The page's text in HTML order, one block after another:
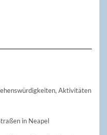
Aktivitäten
in Neapel